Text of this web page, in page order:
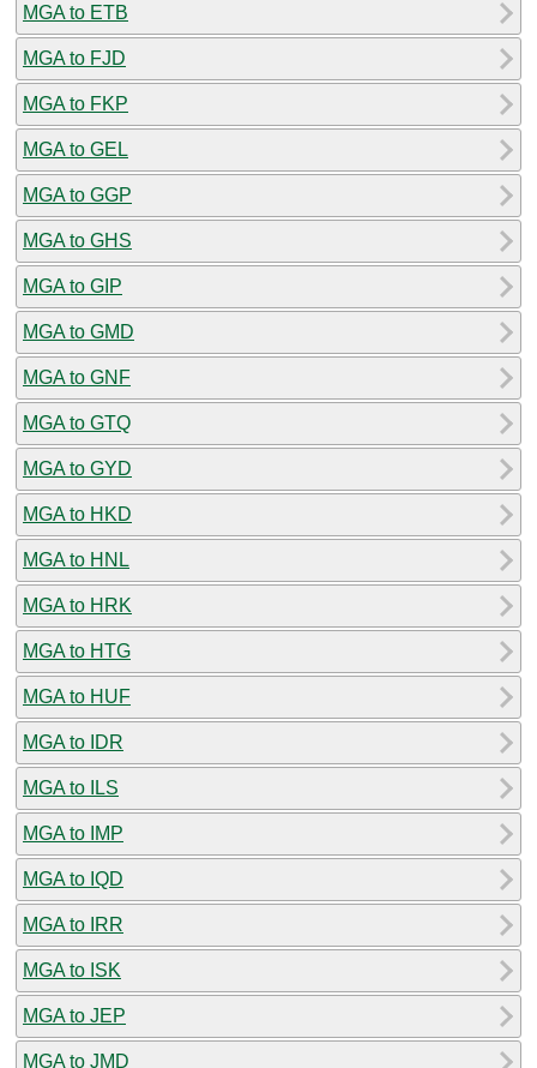
MGA to ETB
MGA to FJD
MGA to FKP
MGA to GEL
MGA to GGP
MGA to GHS
MGA to GIP
MGA to GMD
MGA to GNF
MGA to GTQ
MGA to GYD
MGA to HKD
MGA to HNL
MGA to HRK
MGA to HTG
MGA to HUF
MGA to IDR
MGA to ILS
MGA to IMP
MGA to IQD
MGA to IRR
MGA to ISK
MGA to JEP
MGA to JMD